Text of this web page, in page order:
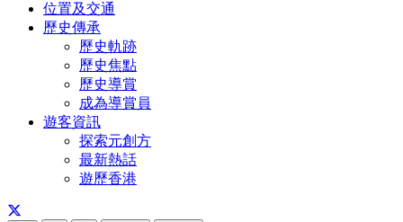
位置及交通
歷史傳承
歷史軌跡
歷史焦點
歷史導賞
成為導賞員
遊客資訊
探索元創方
最新熱話
遊歷香港